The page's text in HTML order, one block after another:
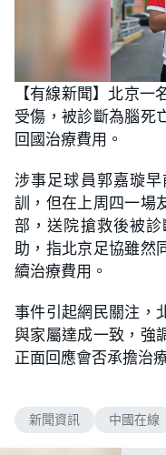
U
n
m
t
e
L
o
a
d
e
d
3
【有線新聞】北京
受傷，被診斷為腦死
回國治療費用。
涉事足球員郭嘉璇
訓，但在上周四一場
部，送院搶救後被
助，指北京足協雖然
續治療費用。
事件引起網民關注，
與家屬達成一致，強
正面回應會否承擔治
新聞資訊 中國在線